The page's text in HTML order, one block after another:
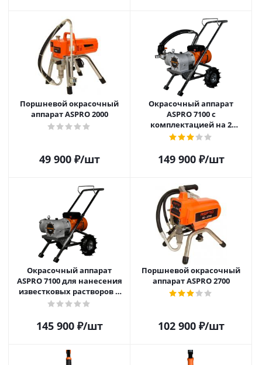
Поршневой окрасочный
аппарат ASPRO 2000
49 900₽/шт
Окрасочный аппарат
ASPRO 7100 с
комплектацией на 2
маляра
149 900₽/шт
Окрасочный аппарат
ASPRO 7100 для нанесения
известковых растворов и
красок
145 900₽/шт
Поршневой окрасочный
аппарат ASPRO 2700
102 900₽/шт